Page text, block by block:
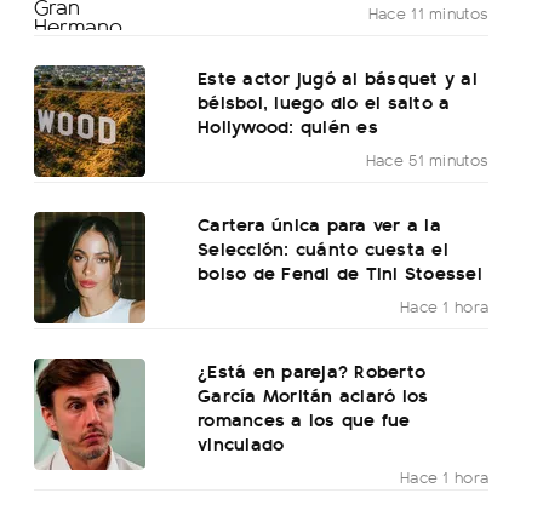
Hace 11 minutos
Este actor jugó al básquet y al
béisbol, luego dio el salto a
Hollywood: quién es
Hace 51 minutos
Cartera única para ver a la
Selección: cuánto cuesta el
bolso de Fendi de Tini Stoessel
Hace 1 hora
¿Está en pareja? Roberto
García Moritán aclaró los
romances a los que fue
vinculado
Hace 1 hora